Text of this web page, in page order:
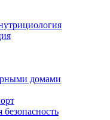
домами
безопасность